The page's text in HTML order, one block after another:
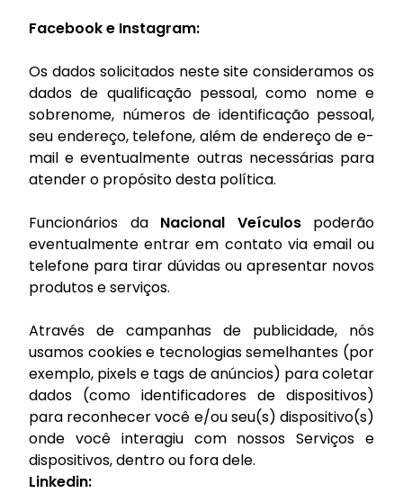
Facebook e Instagram:
Os dados solicitados neste site consideramos os
dados de qualificação pessoal, como nome e
sobrenome, números de identificação pessoal,
seu endereço, telefone, além de endereço de e-
mail e eventualmente outras necessárias para
atender o propósito desta política.
Funcionários da Nacional Veículospoderão
eventualmente entrar em contato via email ou
telefone para tirar dúvidas ou apresentar novos
produtos e serviços.
Através de campanhas de publicidade, nós
usamos cookies e tecnologias semelhantes (por
exemplo, pixels e tags de anúncios) para coletar
dados (como identificadores de dispositivos)
para reconhecer você e/ou seu(s) dispositivo(s)
onde você interagiu com nossos Serviços e
dispositivos, dentro ou fora dele.
Linkedin: